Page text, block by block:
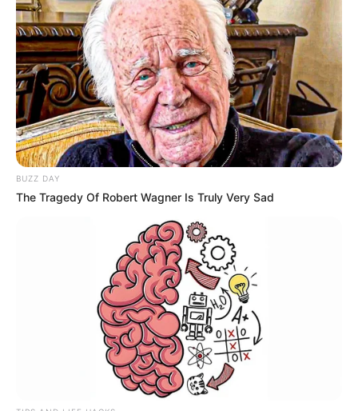
BUZZ DAY
The Tragedy Of Robert Wagner Is Truly Very Sad